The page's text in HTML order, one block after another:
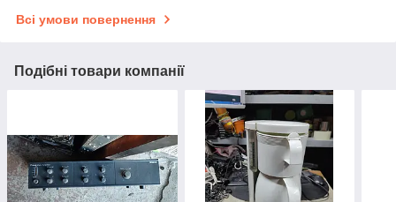
Всі умови повернення
Подібні товари компанії